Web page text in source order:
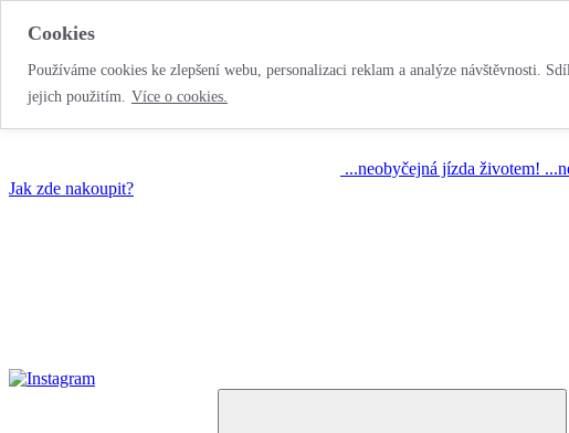
Cookies
Používáme cookies ke zlepšení webu, personalizaci reklam a analýze návštěvnosti.
jejich použitím. Více o cookies.
...neobyčejná jízda životem!
Jak zde nakoupit?